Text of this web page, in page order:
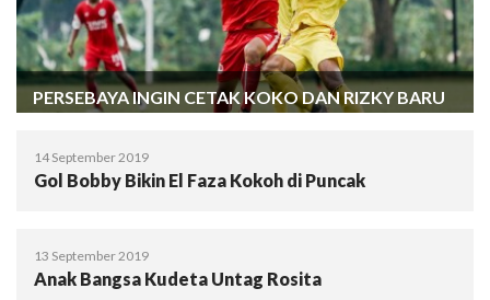
PERSEBAYA INGIN CETAK KOKO DAN RIZKY BARU
14 September 2019
Gol Bobby Bikin El Faza Kokoh di Puncak
13 September 2019
Anak Bangsa Kudeta Untag Rosita